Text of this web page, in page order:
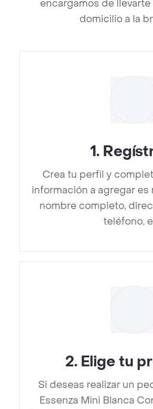
encargamos de
domicilio a la
1.
Crea tu perfil y
información a agregar es
nombre completo,
teléfono,
2. Elige tu
Si deseas realizar un
Essenza Mini Blanca